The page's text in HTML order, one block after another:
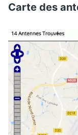
Carte des